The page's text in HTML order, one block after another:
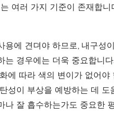
여러 가지 기준이 존재합
용에 견뎌야 하므로, 내구성
는 경우에는 더욱 중요합니다
에 따라 색의 변이가 없어야
성이 부상을 예방하는 데 도
나 잘 흡수하는가도 중요한